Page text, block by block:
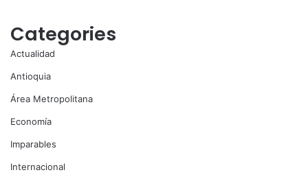
Categories
Actualidad
Antioquia
Área Metropolitana
Economía
Imparables
Internacional